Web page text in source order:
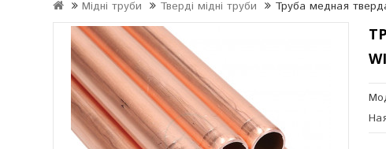
Мідні труби Тверді мідні труби Труба медная